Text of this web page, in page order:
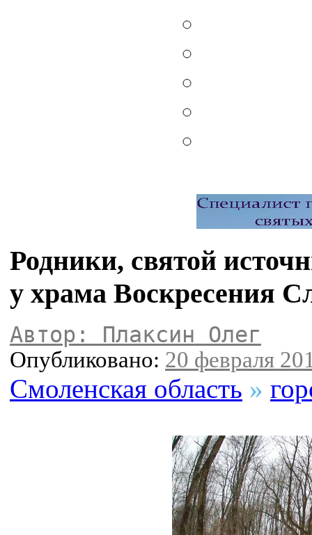
Родники, святой
у храма Воскресения
Автор: Плаксин Олег
Опубликовано: 20 февраля
Смоленская область »